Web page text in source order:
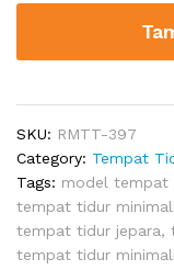
Westcott
Queen
SKU: RMTT-397
Category: Tempat
Tags: model tempat
tempat tidur
tempat tidur jepara,
tempat tidur